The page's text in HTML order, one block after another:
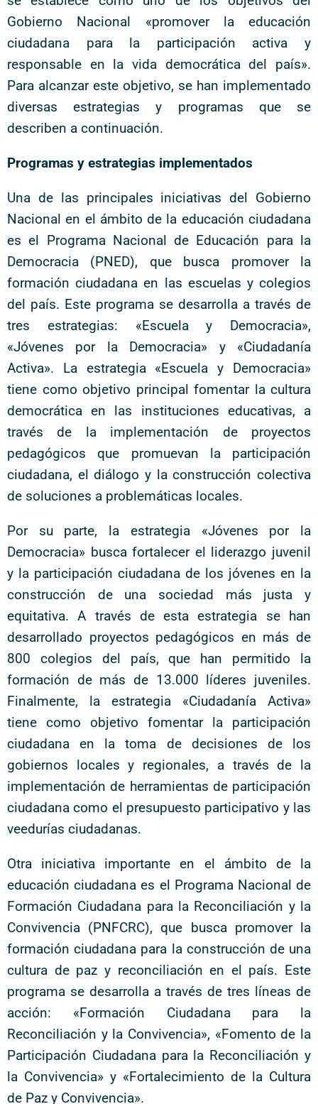
Gobierno Nacional «promover la educación
ciudadana para la participación activa y
responsable en la vida democrática del país».
Para alcanzar este objetivo, se han implementado
diversas estrategias y programas que se
describen a continuación.
Programas y estrategias implementados
Una de las principales iniciativas del Gobierno
Nacional en el ámbito de la educación ciudadana
es el Programa Nacional de Educación para la
Democracia (PNED), que busca promover la
formación ciudadana en las escuelas y colegios
del país. Este programa se desarrolla a través de
tres estrategias: «Escuela y Democracia»,
«Jóvenes por la Democracia» y «Ciudadanía
Activa». La estrategia «Escuela y Democracia»
tiene como objetivo principal fomentar la cultura
democrática en las instituciones educativas, a
través de la implementación de proyectos
pedagógicos que promuevan la participación
ciudadana, el diálogo y la construcción colectiva
de soluciones a problemáticas locales.
Por su parte, la estrategia «Jóvenes por la
Democracia» busca fortalecer el liderazgo juvenil
y la participación ciudadana de los jóvenes en la
construcción de una sociedad más justa y
equitativa. A través de esta estrategia se han
desarrollado proyectos pedagógicos en más de
800 colegios del país, que han permitido la
formación de más de 13.000 líderes juveniles.
Finalmente, la estrategia «Ciudadanía Activa»
tiene como objetivo fomentar la participación
ciudadana en la toma de decisiones de los
gobiernos locales y regionales, a través de la
implementación de herramientas de participación
ciudadana como el presupuesto participativo y las
veedurías ciudadanas.
Otra iniciativa importante en el ámbito de la
educación ciudadana es el Programa Nacional de
Formación Ciudadana para la Reconciliación y la
Convivencia (PNFCRC), que busca promover la
formación ciudadana para la construcción de una
cultura de paz y reconciliación en el país. Este
programa se desarrolla a través de tres líneas de
acción: «Formación Ciudadana para la
Reconciliación y la Convivencia», «Fomento de la
Participación Ciudadana para la Reconciliación y
la Convivencia» y «Fortalecimiento de la Cultura
de Paz y Convivencia».